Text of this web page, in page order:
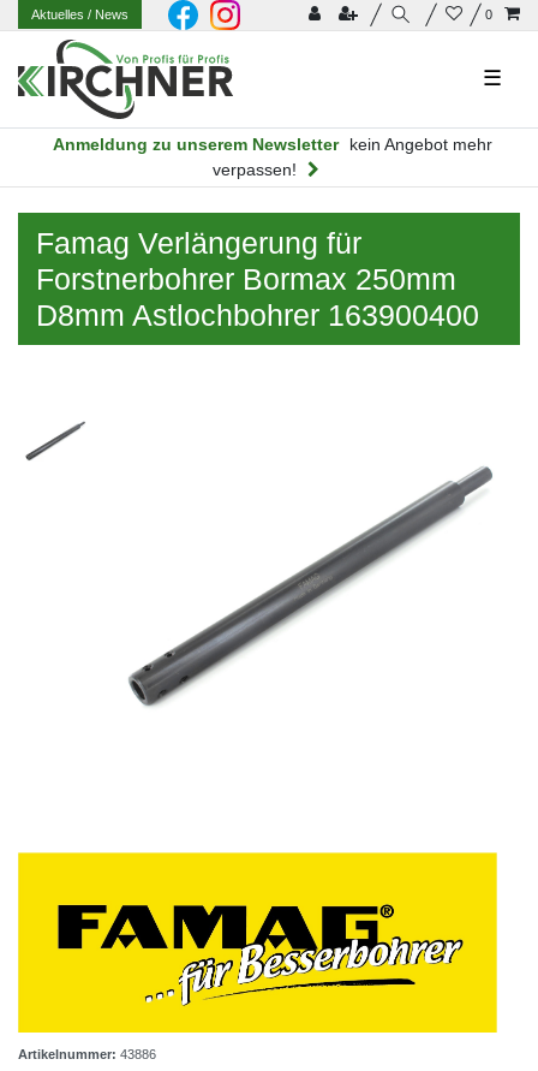
0
Aktuelles/ News
☰
Anmeldung zu unserem Newsletter
kein Angebot mehr
verpassen!
Famag Verlängerung für
Forstnerbohrer Bormax 250mm
D8mm Astlochbohrer 163900400
Artikelnummer: 43886